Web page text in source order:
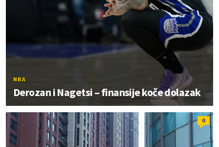
NBA
Derozan i Nagetsi – finansije koče dolazak
0